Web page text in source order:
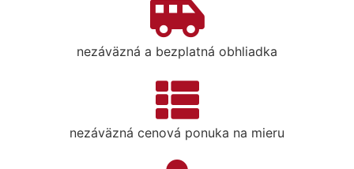
nezáväzná a bezplatná obhliadka
nezáväzná cenová ponuka na mieru